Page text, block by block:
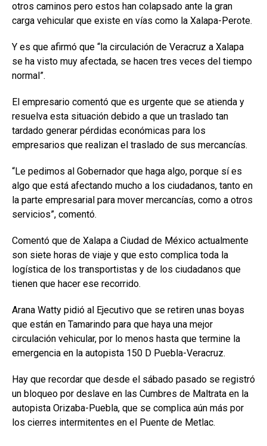
otros caminos pero estos han colapsado ante la gran
carga vehicular que existe en vías como la Xalapa-Perote.
Y es que afirmó que “la circulación de Veracruz a Xalapa
se ha visto muy afectada, se hacen tres veces del tiempo
normal”.
El empresario comentó que es urgente que se atienda y
resuelva esta situación debido a que un traslado tan
tardado generar pérdidas económicas para los
empresarios que realizan el traslado de sus mercancías.
“Le pedimos al Gobernador que haga algo, porque sí es
algo que está afectando mucho a los ciudadanos, tanto en
la parte empresarial para mover mercancías, como a otros
servicios”, comentó.
Comentó que de Xalapa a Ciudad de México actualmente
son siete horas de viaje y que esto complica toda la
logística de los transportistas y de los ciudadanos que
tienen que hacer ese recorrido.
Arana Watty pidió al Ejecutivo que se retiren unas boyas
que están en Tamarindo para que haya una mejor
circulación vehicular, por lo menos hasta que termine la
emergencia en la autopista 150 D Puebla-Veracruz.
Hay que recordar que desde el sábado pasado se registró
un bloqueo por deslave en las Cumbres de Maltrata en la
autopista Orizaba-Puebla, que se complica aún más por
los cierres intermitentes en el Puente de Metlac.